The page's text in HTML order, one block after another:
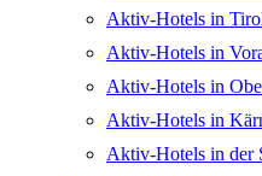
Aktiv-Hotels in
Aktiv-Hotels in
Aktiv-Hotels in
Aktiv-Hotels in
Aktiv-Hotels in der